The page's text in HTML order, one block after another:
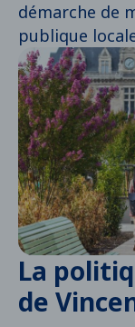
démarche de
publique
La
de